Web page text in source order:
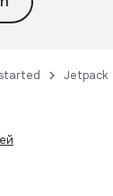
Jetpack